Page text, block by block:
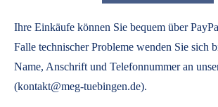
Ihre Einkäufe können Sie bequem über
Falle technischer Probleme wenden Sie sich
Name, Anschrift und Telefonnummer an
(kontakt@meg-tuebingen.de).